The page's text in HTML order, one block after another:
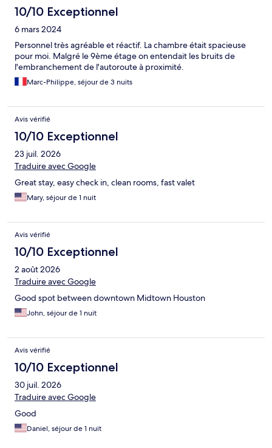
10/10 Exceptionnel
6 mars 2024
Personnel très agréable et réactif. La chambre était spacieuse
pour moi. Malgré le 9ème étage on entendait les bruits de
l'embranchement de l'autoroute à proximité.
Marc-Philippe, séjour de 3 nuits
Avis vérifié
10/10 Exceptionnel
23 juil. 2026
Traduire avec Google
Great stay, easy check in, clean rooms, fast valet
Mary, séjour de 1 nuit
Avis vérifié
10/10 Exceptionnel
2 août 2026
Traduire avec Google
Good spot between downtown Midtown Houston
John, séjour de 1 nuit
Avis vérifié
10/10 Exceptionnel
30 juil. 2026
Traduire avec Google
Good
Daniel, séjour de 1 nuit